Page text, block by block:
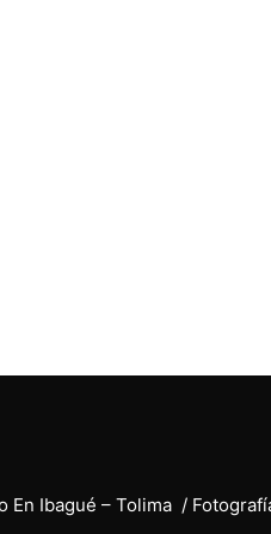
En Ibagué – Tolima /